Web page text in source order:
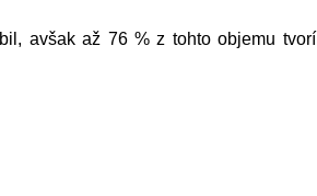
avšak až 76 % z tohto objemu tvorí